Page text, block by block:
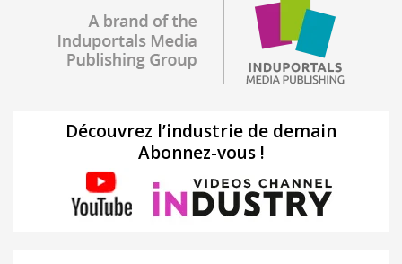
Découvrez l’industrie de demain
Abonnez-vous !